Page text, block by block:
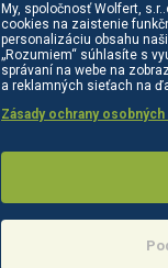
PODOBNÉ
My, spoločnosť Wolfert,
cookies na zaistenie
personalizáciu obsahu
„Rozumiem“ súhlasíte s
správaní na webe na
a reklamných sieťach na
Zásady ochrany osobných